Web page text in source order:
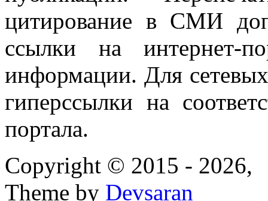
цитирование в СМИ
ссылки на интернет-
информации. Для
гиперссылки на
портала.
Copyright © 2015 - 2026,
Theme by Devsaran